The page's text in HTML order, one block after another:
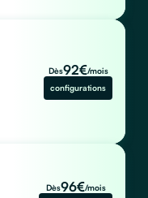
Dès92€/mois
configurations
Dès96€/mois